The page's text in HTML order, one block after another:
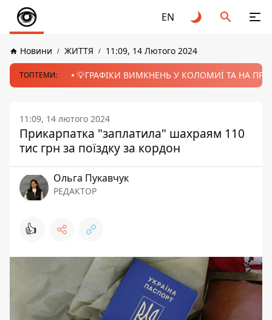
EN
Новини ЖИТТЯ 11:09, 14 Лютого 2024
ТОПТЕМИ: 💡ГРАФІКИ ВИМКНЕНЬ У КОЛОМИЇ ТА НА
11:09, 14 лютого 2024
Прикарпатка "заплатила" шахраям 110
тис грн за поїздку за кордон
Ольга Пукавчук
РЕДАКТОР
👍